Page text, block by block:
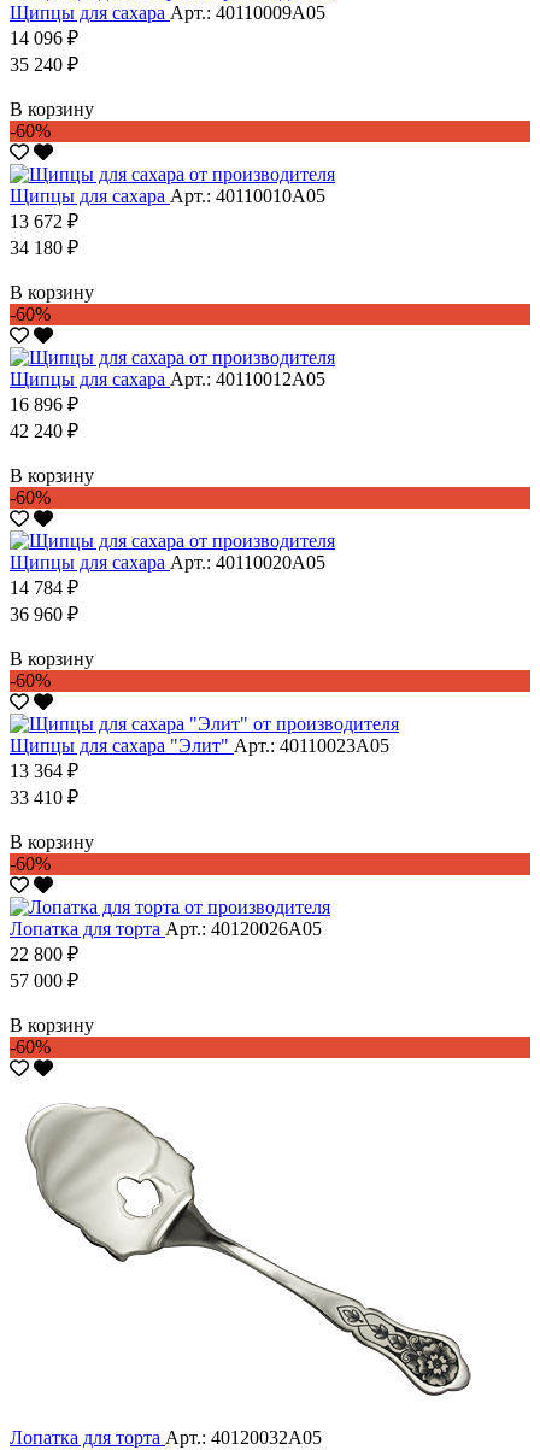
Щипцы для сахара Арт.: 40110009А05
14 096 ₽
35 240 ₽
В корзину
-60%
Щипцы для сахара Арт.: 40110010А05
13 672 ₽
34 180 ₽
В корзину
-60%
Щипцы для сахара Арт.: 40110012А05
16 896 ₽
42 240 ₽
В корзину
-60%
Щипцы для сахара Арт.: 40110020А05
14 784 ₽
36 960 ₽
В корзину
-60%
Щипцы для сахара "Элит" Арт.: 40110023А05
13 364 ₽
33 410 ₽
В корзину
-60%
Лопатка для торта Арт.: 40120026А05
22 800 ₽
57 000 ₽
В корзину
-60%
Лопатка для торта Арт.: 40120032А05